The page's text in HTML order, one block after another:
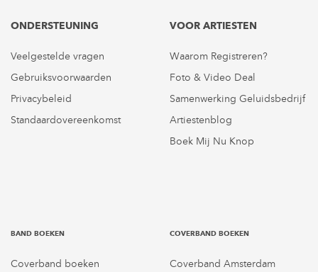
ONDERSTEUNING
Veelgestelde vragen
Gebruiksvoorwaarden
Privacybeleid
Standaardovereenkomst
VOOR ARTIESTEN
Waarom Registreren?
Foto & Video Deal
Samenwerking Geluidsbedrijf
Artiestenblog
Boek Mij Nu Knop
BAND BOEKEN
Coverband boeken
COVERBAND BOEKEN
Coverband Amsterdam